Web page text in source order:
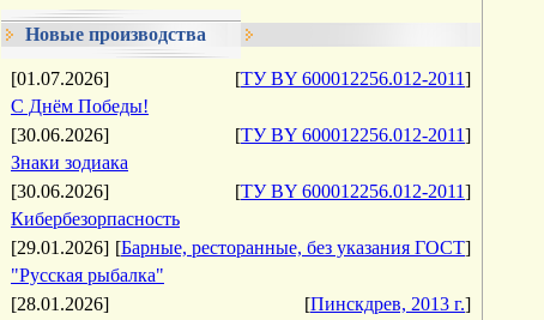
Новые производства
[01.07.2026] [ТУ BY 600012256.012-2011]
С Днём Победы!
[30.06.2026]
[ТУ BY 600012256.012-2011]
Знаки зодиака
[30.06.2026]
[ТУ BY 600012256.012-2011]
Кибербезорпасность
[29.01.2026] [Барные, ресторанные, без указания ГОСТ]
"Русская рыбалка"
[28.01.2026]
[Пинскдрев, 2013 г.]